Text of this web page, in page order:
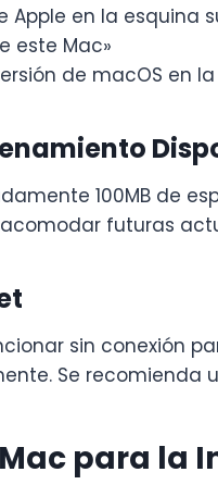
Apple en la esquina
este Mac»
de macOS en
100MB de
acomodar futuras
sin conexión
Se
para la